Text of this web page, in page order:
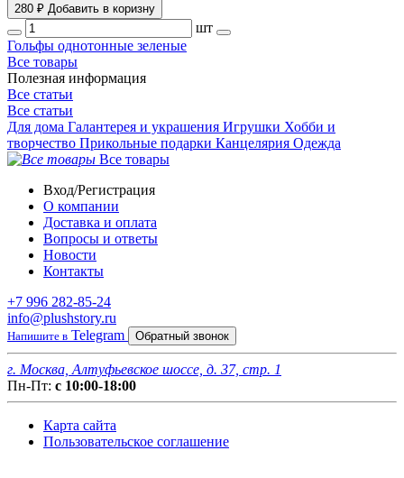
280 ₽ Добавить в коризну
шт
Гольфы однотонные зеленые
Все товары
Полезная информация
Все статьи
Все статьи
Для дома Галантерея и украшения Игрушки Хобби и
творчество Прикольные подарки Канцелярия Одежда
Все товары
Вход/Регистрация
О компании
Доставка и оплата
Вопросы и ответы
Новости
Контакты
+7 996 282-85-24
info@plushstory.ru
Напишите в Telegram Обратный звонок
г. Москва, Алтуфьевское шоссе, д. 37, стр. 1
Пн-Пт: с 10:00-18:00
Карта сайта
Пользовательское соглашение